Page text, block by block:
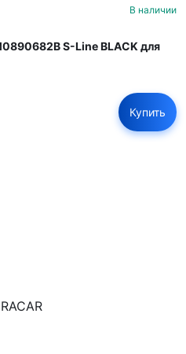
В наличии
S-Line BLACK для
Купить